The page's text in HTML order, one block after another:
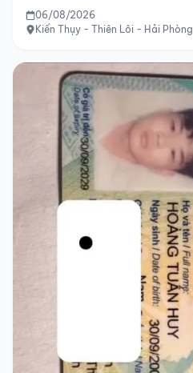
06/08/2026
Kiến Thụy - Thiên Lôi - Hải Phòng